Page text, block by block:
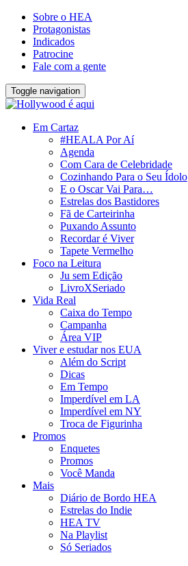
Sobre o HEA
Protagonistas
Indicados
Patrocine
Fale com a gente
Toggle navigation
Em Cartaz
#HEALA Por Aí
Agenda
Com Cara de Celebridade
Cozinhando Para o Seu Ídolo
E o Oscar Vai Para…
Estrelas dos Bastidores
Fã de Carteirinha
Puxando Assunto
Recordar é Viver
Tapete Vermelho
Foco na Leitura
Ju sem Edição
LivroXSeriado
Vida Real
Caixa do Tempo
Campanha
Área VIP
Viver e estudar nos EUA
Além do Script
Dicas
Em Tempo
Imperdível em LA
Imperdível em NY
Troca de Figurinha
Promos
Enquetes
Promos
Você Manda
Mais
Diário de Bordo HEA
Estrelas do Indie
HEA TV
Na Playlist
Só Seriados